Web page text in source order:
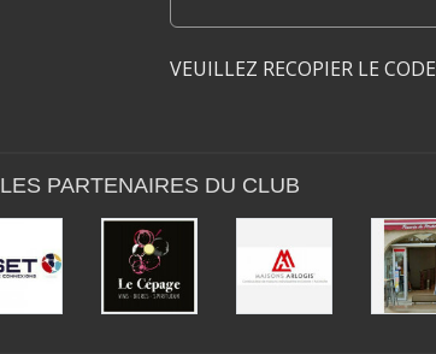
VEUILLEZ RECOPIER LE CODE
LES PARTENAIRES DU CLUB